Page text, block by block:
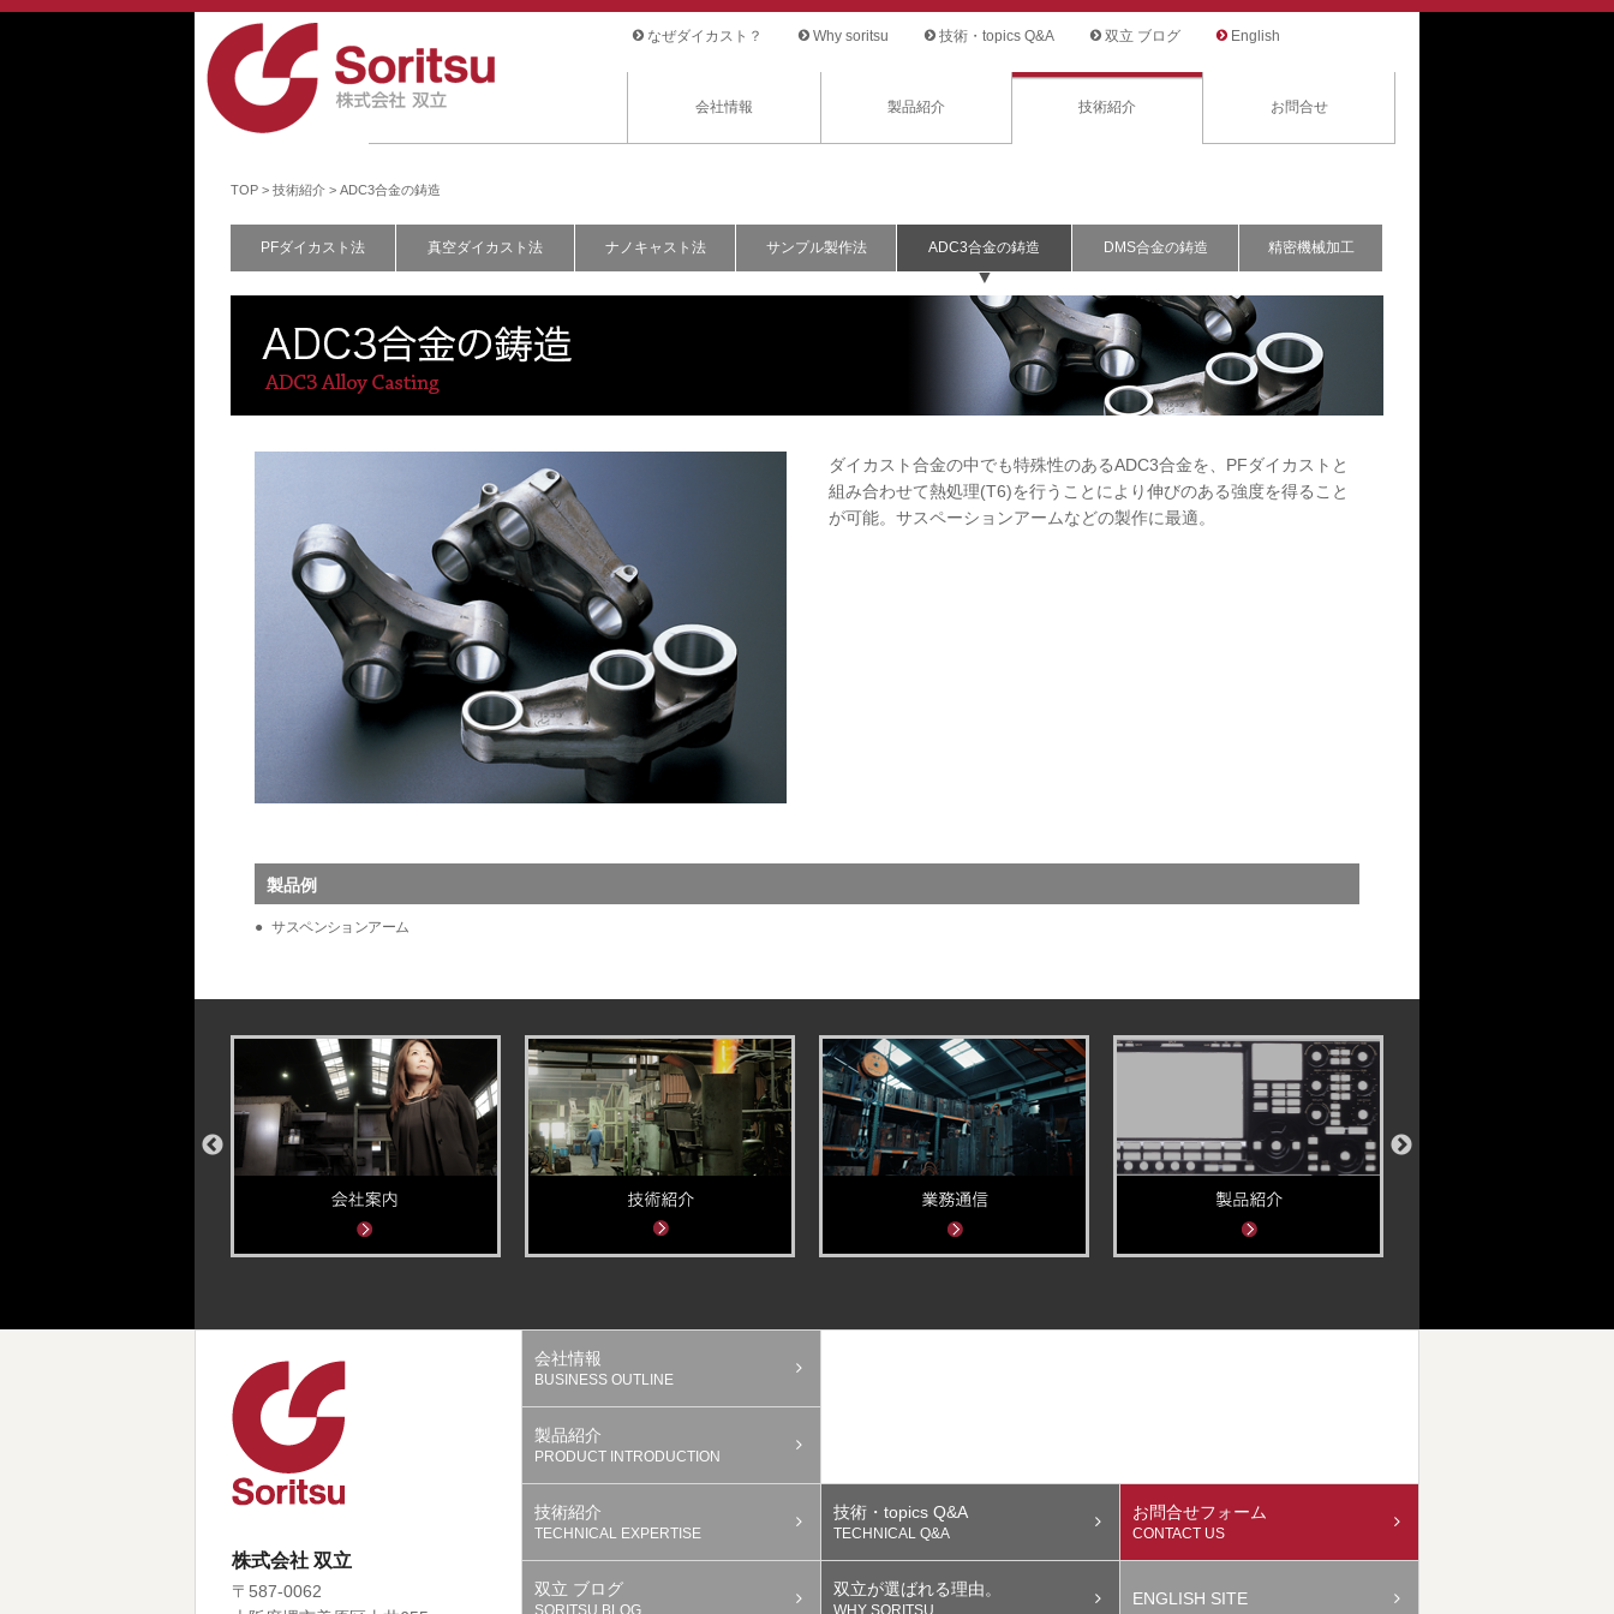
なぜダイカスト？ Why soritsu 技術・topics Q&A 双立 ブログ English
会社情報 製品紹介 技術紹介 お問合せ
TOP > 技術紹介 > ADC3合金の鋳造
PFダイカスト法 真空ダイカスト法 ナノキャスト法 サンプル製作法 ADC3合金の鋳造 DMS合金の鋳造 精密機械加工
ダイカスト合金の中でも特殊性のあるADC3合金を、PFダイカストと
組み合わせて熱処理(T6)を行うことにより伸びのある強度を得ること
が可能。サスペーションアームなどの製作に最適。
製品例
サスペンションアーム
株式会社 双立
〒587-0062
会社情報
BUSINESS OUTLINE
製品紹介
PRODUCT INTRODUCTION
技術紹介
TECHNICAL EXPERTISE
双立 ブログ
SORITSU BLOG
技術・topics Q&A
TECHNICAL Q&A
双立が選ばれる理由。
WHY SORITSU
お問合せフォーム
CONTACT US
ENGLISH SITE